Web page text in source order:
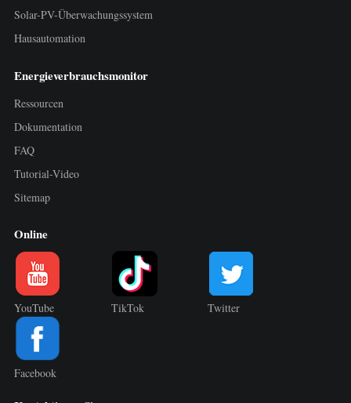
Solar-PV-Überwachungssystem
Hausautomation
Energieverbrauchsmonitor
Ressourcen
Dokumentation
FAQ
Tutorial-Video
Sitemap
Online
YouTube TikTok Twitter
Facebook